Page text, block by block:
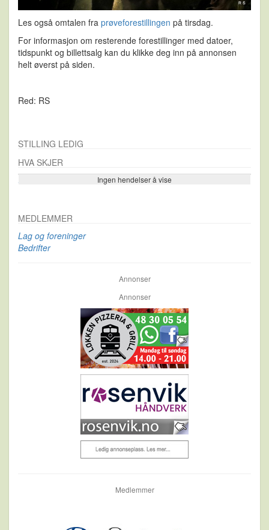
Les også omtalen fra prøveforestillingen på tirsdag.
For informasjon om resterende forestillinger med datoer,
tidspunkt og billettsalg kan du klikke deg inn på annonsen
helt øverst på siden.
Red: RS
STILLING LEDIG
HVA SKJER
Ingen hendelser å vise
Se flere…
MEDLEMMER
Lag og foreninger
Bedrifter
Annonser
Annonser
Medlemmer